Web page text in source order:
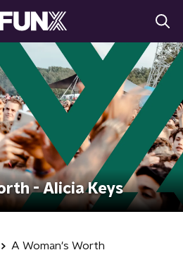
- Alicia Keys
A Woman's Worth